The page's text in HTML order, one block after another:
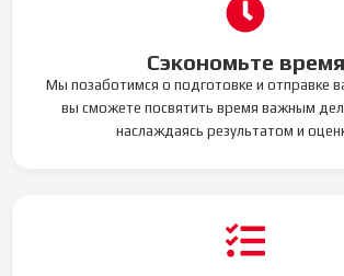
Сэкономьте время
Мы позаботимся о подготовке и отправке
вы сможете посвятить время важным
наслаждаясь результатом и